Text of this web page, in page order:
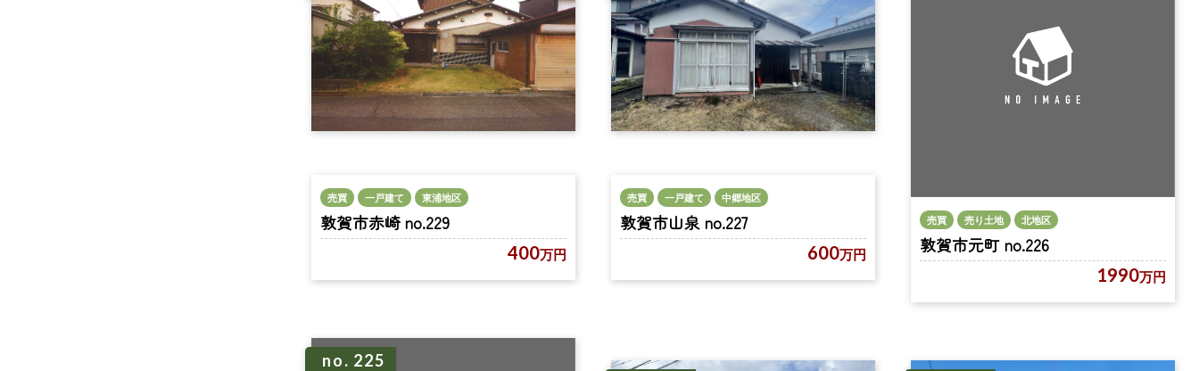
売買 一戸建て 東浦地区
敦賀市赤崎 no.229
400万円
売買 一戸建て 中郷地区
敦賀市山泉 no.227
600万円
売買 売り土地 北地区
敦賀市元町 no.226
1990万円
no. 225